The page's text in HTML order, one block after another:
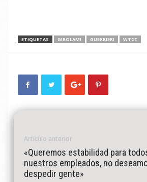
ETIQUETAS GIROLAMI GUERRIERI WTCC
Artículo anterior
«Queremos estabilidad para
nuestros empleados, no
despedir gente»